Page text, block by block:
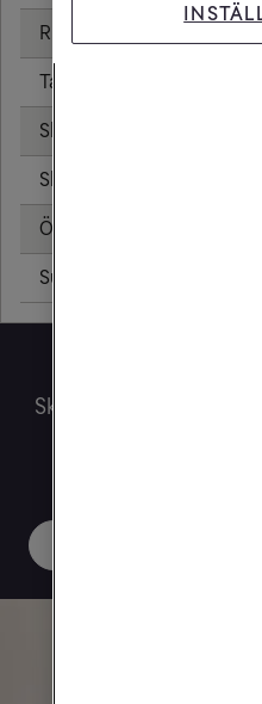
Ringa samtal
Ta emot samtal
Skicka sms
Skicka mms
Öppningsavgift
Surfa utan surfpaket
Skaffa ett surfpaket så